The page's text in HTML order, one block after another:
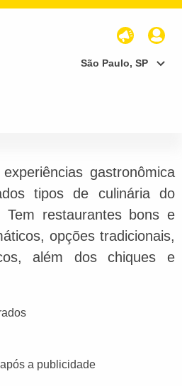
São Paulo, SP
gastronômica
tipos de culinária do
restaurantes bons e
opções tradicionais,
além dos chiques e
a publicidade